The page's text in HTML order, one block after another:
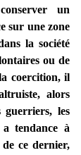
un
sur une zone
la société
ou de
coercition, il
alors
guerriers, les
tendance à
ce dernier,